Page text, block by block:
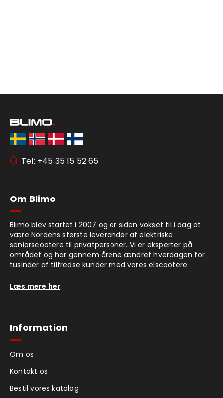
Tel: +45 35 15 52 65
Om Blimo
Blimo blev startet i 2007 og er siden vokset til i dag at
være Nordens største leverandør af elektriske
seniorscootere til privatpersoner. Vi er eksperter på
området og har gennem årene ændret hverdagen for
tusinder af tilfredse kunder med vores elscootere.
Læs mere her
Information
Om os
Kontakt os
Bestil vores katalog